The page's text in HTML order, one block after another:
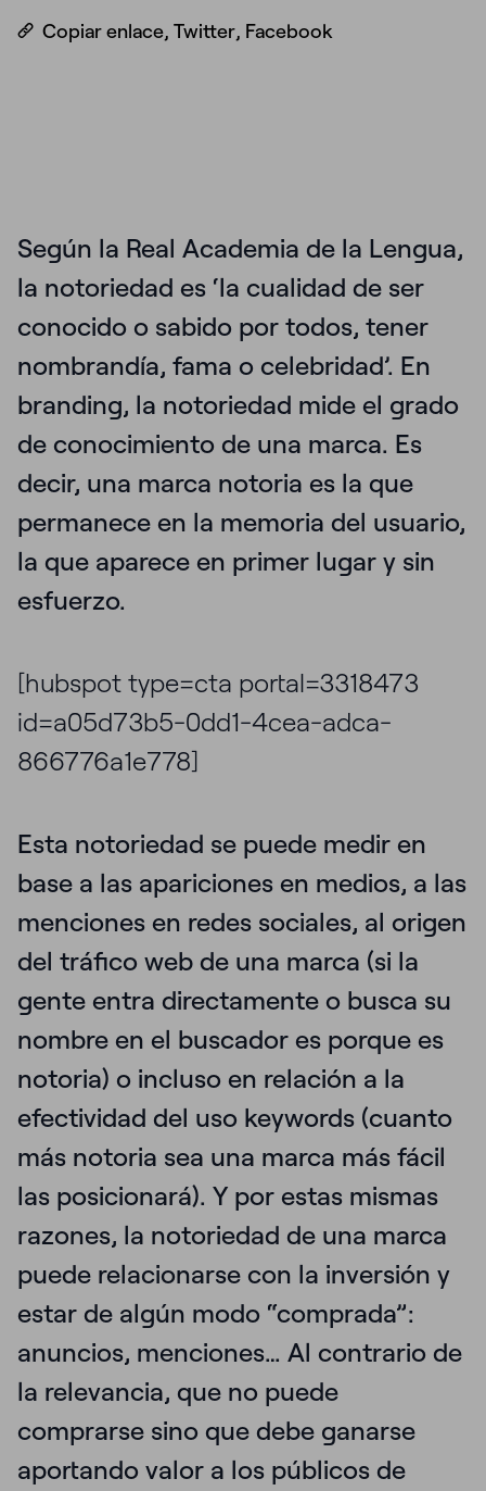
Copiar enlace, Twitter, Facebook
Según la Real Academia de la Lengua,
la notoriedad es ‘la cualidad de ser
conocido o sabido por todos, tener
nombrandía, fama o celebridad’. En
branding, la notoriedad mide el grado
de conocimiento de una marca. Es
decir, una marca notoria es la que
permanece en la memoria del usuario,
la que aparece en primer lugar y sin
esfuerzo.
[hubspot type=cta portal=3318473
id=a05d73b5-0dd1-4cea-adca-
866776a1e778]
Esta notoriedad se puede medir en
base a las apariciones en medios, a las
menciones en redes sociales, al origen
del tráfico web de una marca (si la
gente entra directamente o busca su
nombre en el buscador es porque es
notoria) o incluso en relación a la
efectividad del uso keywords (cuanto
más notoria sea una marca más fácil
las posicionará). Y por estas mismas
razones, la notoriedad de una marca
puede relacionarse con la inversión y
estar de algún modo “comprada”:
anuncios, menciones… Al contrario de
la relevancia, que no puede
comprarse sino que debe ganarse
aportando valor a los públicos de